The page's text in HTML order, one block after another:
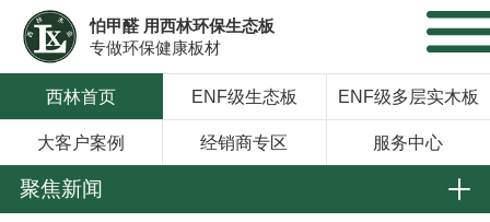
怕甲醛 用西林环保生态板
专做环保健康板材
西林首页 ENF级生态板 ENF级多层实木板
大客户案例 经销商专区 服务中心
聚焦新闻